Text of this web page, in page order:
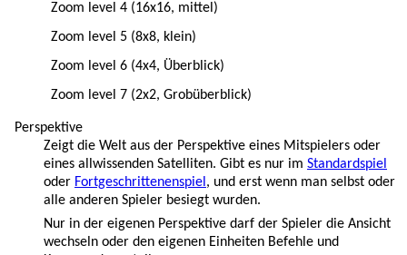
Zoom level 4 (16x16, mittel)
Zoom level 5 (8x8, klein)
Zoom level 6 (4x4, Überblick)
Zoom level 7 (2x2, Grobüberblick)
Perspektive
Zeigt die Welt aus der Perspektive eines Mitspielers oder
eines allwissenden Satelliten. Gibt es nur im Standardspiel
oder Fortgeschrittenenspiel , und erst wenn man selbst oder
alle anderen Spieler besiegt wurden.
Nur in der eigenen Perspektive darf der Spieler die Ansicht
wechseln oder den eigenen Einheiten Befehle und